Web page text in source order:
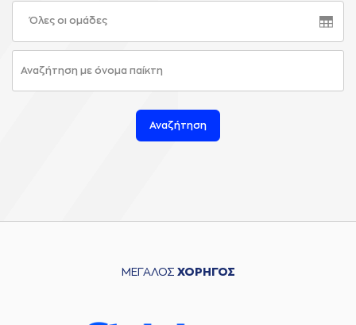
Όλες οι ομάδες
Αναζήτηση
ΜΕΓΑΛΟΣ ΧΟΡΗΓΟΣ